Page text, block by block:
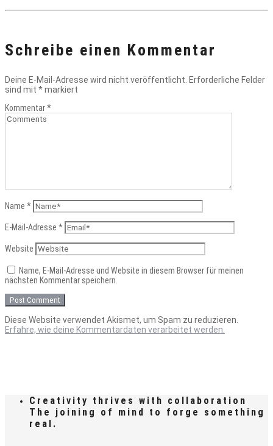
Schreibe einen Kommentar
Deine E-Mail-Adresse wird nicht veröffentlicht. Erforderliche Felder
sind mit *markiert
Kommentar*
Name *
E-Mail-Adresse *
Website
Name, E-Mail-Adresse und Website in diesem Browser für meinen
nächsten Kommentar speichern.
Diese Website verwendet Akismet, um Spam zu reduzieren.
Erfahre, wie deine Kommentardaten verarbeitet werden.
Creativity thrives with collaboration
The joining of mind to forge something
real.